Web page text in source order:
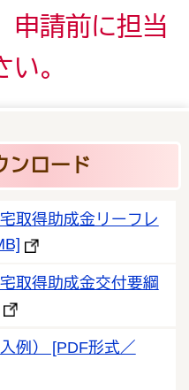
申請前に担当
。
ンロード
取得助成金リーフレ
取得助成金交付要綱
例） [PDF形式／